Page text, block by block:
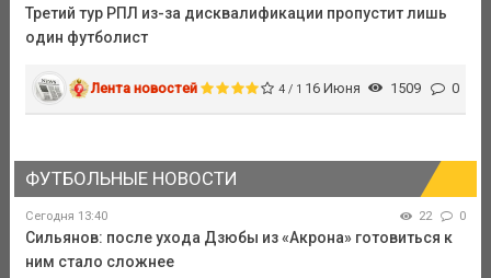
Третий тур РПЛ из-за дисквалификации пропустит лишь
один футболист
Лента новостей 4 / 1 16 Июня 1509 0
ФУТБОЛЬНЫЕ НОВОСТИ
Сегодня 13:40 22 0
Сильянов: после ухода Дзюбы из «Акрона» готовиться к
ним стало сложнее